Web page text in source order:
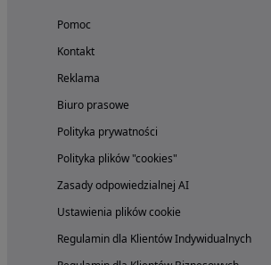
Pomoc
Kontakt
Reklama
Biuro prasowe
Polityka prywatności
Polityka plików "cookies"
Zasady odpowiedzialnej AI
Ustawienia plików cookie
Regulamin dla Klientów Indywidualnych